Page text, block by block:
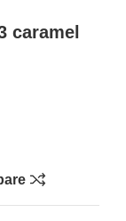
caramel